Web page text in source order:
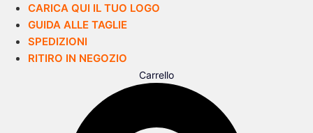
CARICA QUI IL TUO LOGO
GUIDA ALLE TAGLIE
SPEDIZIONI
RITIRO IN NEGOZIO
Carrello